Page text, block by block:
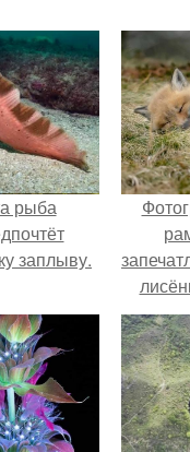
рыба
заплыву.
кадр